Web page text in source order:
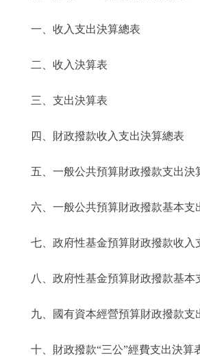
一、收入支出決算總表
二、收入決算表
三、支出決算表
四、財政撥款收入支出決算總表
五、一般公共預算財政撥款支出決
六、一般公共預算財政撥款基本支
七、政府性基金預算財政撥款收入
八、政府性基金預算財政撥款基本
九、國有資本經營預算財政撥款支
十、財政撥款“三公”經費支出決算